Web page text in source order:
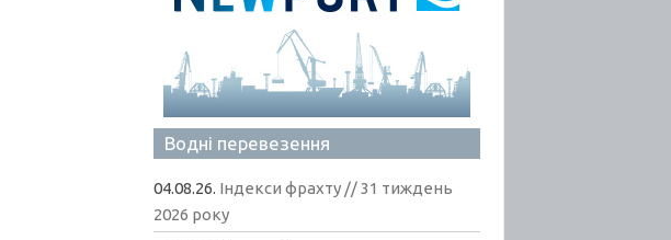
Водні перевезення
04.08.26. Індекси фрахту // 31 тиждень
2026 року